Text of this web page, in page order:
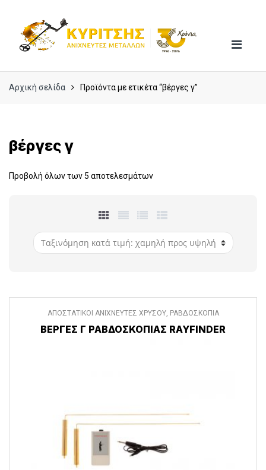
navigation
content
Αρχική σελίδα Προϊόντα με ετικέτα “βέργες γ”
βέργες γ
Προβολή όλων των 5 αποτελεσμάτων
ΑΠΟΣΤΑΤΙΚΟΙ ΑΝΙΧΝΕΥΤΕΣ ΧΡΥΣΟΥ, ΡΑΒΔΟΣΚΟΠΙΑ
ΒΕΡΓΕΣ Γ ΡΑΒΔΟΣΚΟΠΙΑΣ RAYFINDER